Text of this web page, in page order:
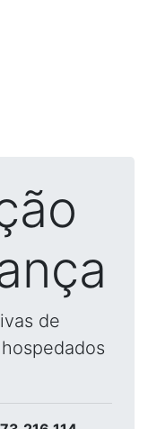
de